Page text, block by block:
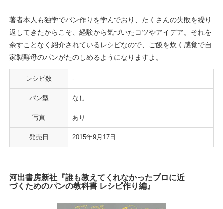
著者本人も独学でパン作りを学んでおり、たくさんの失敗を繰り
返してきたからこそ、経験から気づいたコツやアイデア。それを
余すことなく紹介されているレシピなので、ご飯を炊く感覚で自
家製酵母のパンがたのしめるようになりますよ。
レシピ数 ‐
パン型 なし
写真 あり
発売日 2015年9月17日
河出書房新社『誰も教えてくれなかったプロに近
づくためのパンの教科書 レシピ作り編』